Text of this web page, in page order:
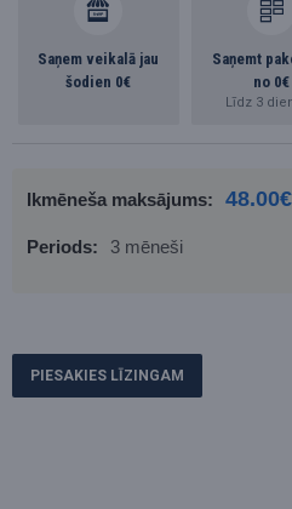
PIESAKIES LĪZINGAM
Saņem veikalā jau
šodien 0€
Saņemt
no 0€
Līdz 3
Ikmēneša maksājums: 48.00€
Periods: 3 mēneši